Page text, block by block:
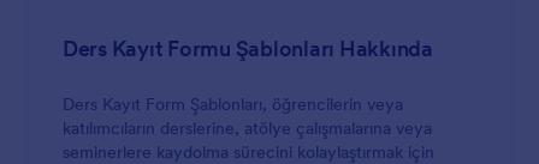
Ders Kayıt Formu Şablonları Hakkında
Ders Kayıt Form Şablonları, öğrencilerin veya
katılımcıların derslerine, atölye çalışmalarına veya
seminerlere kaydolma sürecini kolaylaştırmak için